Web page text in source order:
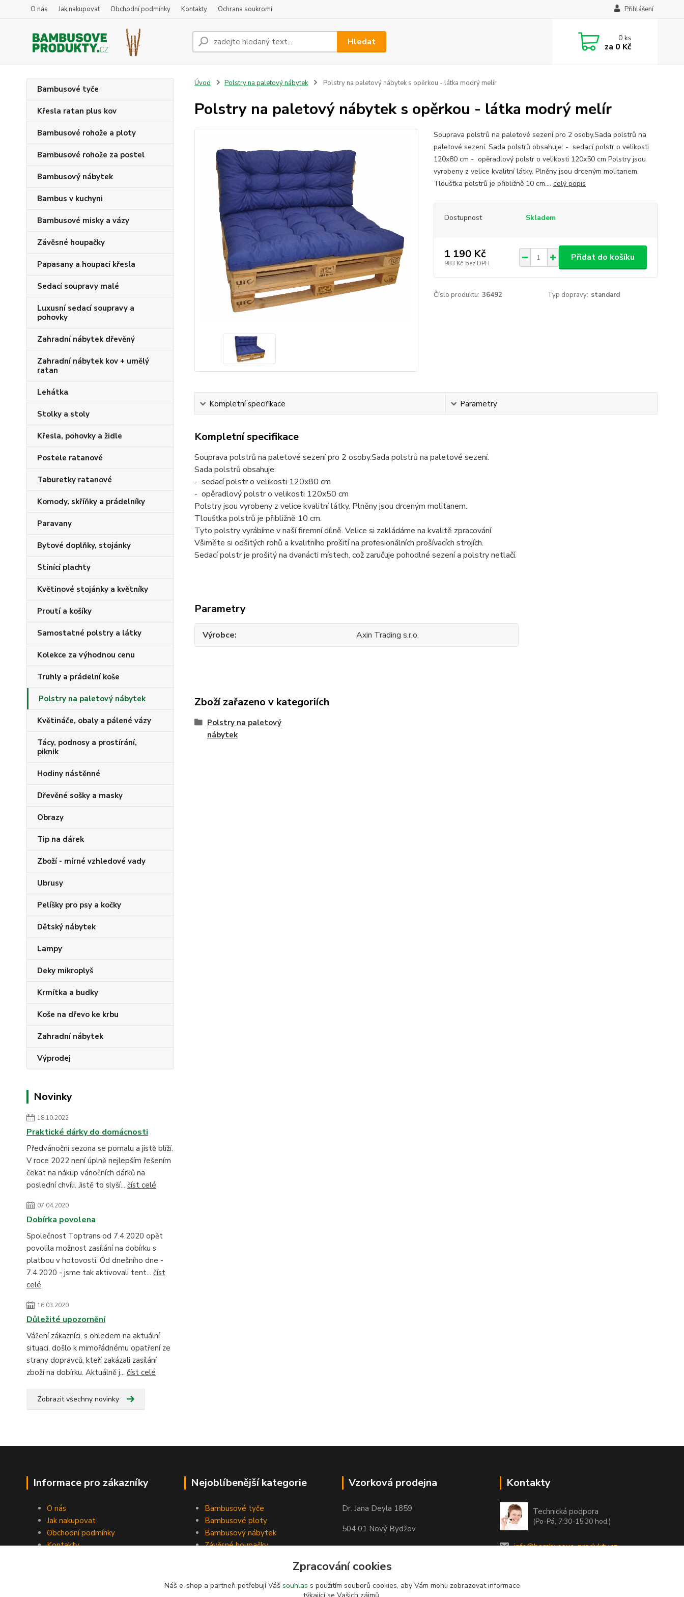
O nás Jak nakupovat Obchodní podmínky Kontakty Ochrana soukromí Přihlášení
Hledat 0ks
za 0 Kč
Bambusové tyče
Křesla ratan plus kov
Bambusové rohože a ploty
Bambusové rohože za postel
Bambusový nábytek
Bambus v kuchyni
Bambusové misky a vázy
Závěsné houpačky
Papasany a houpací křesla
Sedací soupravy malé
Luxusní sedací soupravy a
pohovky
Zahradní nábytek dřevěný
Zahradní nábytek kov + umělý
ratan
Lehátka
Stolky a stoly
Křesla, pohovky a židle
Postele ratanové
Taburetky ratanové
Komody, skříňky a prádelníky
Paravany
Bytové doplňky, stojánky
Stínící plachty
Květinové stojánky a květníky
Proutí a košíky
Samostatné polstry a látky
Kolekce za výhodnou cenu
Truhly a prádelní koše
Polstry na paletový nábytek
Květináče, obaly a pálené vázy
Tácy, podnosy a prostírání,
piknik
Hodiny nástěnné
Dřevěné sošky a masky
Obrazy
Tip na dárek
Zboží - mírné vzhledové vady
Ubrusy
Pelíšky pro psy a kočky
Dětský nábytek
Lampy
Deky mikroplyš
Krmítka a budky
Koše na dřevo ke krbu
Zahradní nábytek
Výprodej
Novinky
18.10.2022
Praktické dárky do domácnosti
Předvánoční sezona se pomalu a jistě blíží.
V roce 2022 není úplně nejlepším řešením
čekat na nákup vánočních dárků na
poslední chvíli. Jistě to slyší... číst celé
07.04.2020
Dobírka povolena
Společnost Toptrans od 7.4.2020 opět
povolila možnost zasílání na dobírku s
platbou v hotovosti. Od dnešního dne -
7.4.2020 - jsme tak aktivovali tent... číst
celé
16.03.2020
Důležité upozornění
Vážení zákazníci, s ohledem na aktuální
situaci, došlo k mimořádnému opatření ze
strany dopravců, kteří zakázali zasílání
zboží na dobírku. Aktuálně j... číst celé
Zobrazit všechny novinky
Úvod Polstry na paletový nábytek Polstry na paletový nábytek s opěrkou - látka modrý melír
Polstry na paletový nábytek s opěrkou - látka modrý melír
Souprava polstrů na paletové sezení pro 2 osoby.Sada polstrů na
paletové sezení. Sada polstrů obsahuje: - sedací polstr o velikosti
120x80 cm - opěradlový polstr o velikosti 120x50 cm Polstry jsou
vyrobeny z velice kvalitní látky. Plněny jsou drceným molitanem.
Tloušťka polstrů je přibližně 10 cm.... celý popis
Dostupnost Skladem
1 190 Kč
983 Kč bez DPH
Přidat do košíku
Číslo produktu: 36492 Typ dopravy: standard
Kompletní specifikace Parametry
Kompletní specifikace
Souprava polstrů na paletové sezení pro 2 osoby.Sada polstrů na paletové sezení.
Sada polstrů obsahuje:
- sedací polstr o velikosti 120x80 cm
- opěradlový polstr o velikosti 120x50 cm
Polstry jsou vyrobeny z velice kvalitní látky. Plněny jsou drceným molitanem.
Tloušťka polstrů je přibližně 10 cm.
Tyto polstry vyrábíme v naší firemní dílně. Velice si zakládáme na kvalitě zpracování.
Všiměte si odšitých rohů a kvalitního prošití na profesionálních prošívacích strojích.
Sedací polstr je prošitý na dvanácti místech, což zaručuje pohodlné sezení a polstry netlačí.
Parametry
Výrobce Axin Trading s.r.o.
Zboží zařazeno v kategoriích
Polstry na paletový
nábytek
Informace pro zákazníky
O nás
Jak nakupovat
Obchodní podmínky
Kontakty
Nejoblíbenější kategorie
Bambusové tyče
Bambusové ploty
Bambusový nábytek
Závěsné houpačky
Vzorková prodejna
Dr. Jana Deyla 1859
504 01 Nový Bydžov
Otevírací doba:
Po - Pá 8:00 - 17:00
So - 8:00 - 17:00
Kontakty
Technická podpora
(Po-Pá, 7:30-15:30 hod.)
info@bambusove-produkty.cz
Zpracování cookies
Náš e-shop a partneři potřebují Váš souhlas s použitím souborů cookies, aby Vám mohli zobrazovat informace